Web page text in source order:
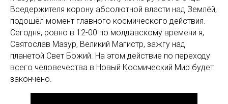
Вседержителя корону абсолютной власти над Землёй,
подошёл момент главного космического действия.
Сегодня, ровно в 12-00 по молдавскому времени я,
Святослав Мазур, Великий Магистр, зажгу над
планетой Свет Божий. На этом действие по переходу
всего человечества в Новый Космический Мир будет
закончено.